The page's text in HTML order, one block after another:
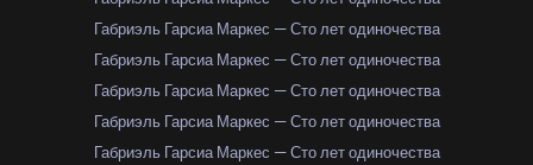
Габриэль Гарсиа Маркес — Сто лет одиночества
Габриэль Гарсиа Маркес — Сто лет одиночества
Габриэль Гарсиа Маркес — Сто лет одиночества
Габриэль Гарсиа Маркес — Сто лет одиночества
Габриэль Гарсиа Маркес — Сто лет одиночества